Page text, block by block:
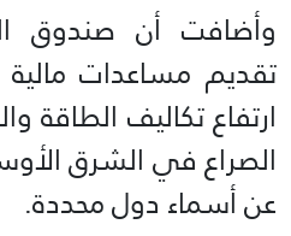
وأضافت أن صندوق
تقديم مساعدات
ارتفاع تكاليف الطاقة
الصراع في الشرق
عن أسماء دول محددة.